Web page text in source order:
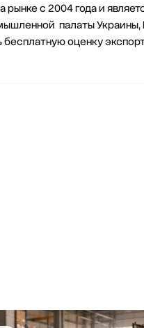
рынке с 2004 года и
палаты Украины,
бесплатную оценку